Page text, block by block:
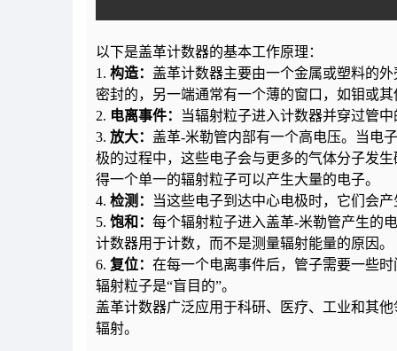
以下是盖革计数器的基本工作原理：
1. 构造： 盖革计数器主要由一个金属或塑料的
密封的，另一端通常有一个薄的窗口，如钼或
2. 电离事件：
当辐射粒子进入计数器并穿过管
3. 放大： 盖革-米勒管内部有一个高电压。当电
极的过程中，这些电子会与更多的气体分子发
得一个单一的辐射粒子可以产生大量的电子。
4. 检测：
当这些电子到达中心电极时，它们会
5. 饱和： 每个辐射粒子进入盖革-米勒管产生的
计数器用于计数，而不是测量辐射能量的原因。
6. 复位： 在每一个电离事件后，管子需要一些
辐射粒子是“盲目的”。
盖革计数器广泛应用于科研、医疗、工业和其
辐射。